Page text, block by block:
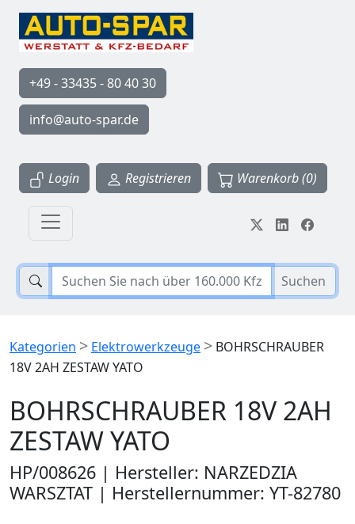
+49 - 33435 - 80 40 30
info@auto-spar.de
Login Registrieren Warenkorb (0)
Suchen
Kategorien > Elektrowerkzeuge > BOHRSCHRAUBER
18V 2AH ZESTAW YATO
BOHRSCHRAUBER 18V 2AH
ZESTAW YATO
HP/008626 | Hersteller: NARZEDZIA
WARSZTAT | Herstellernummer: YT-82780